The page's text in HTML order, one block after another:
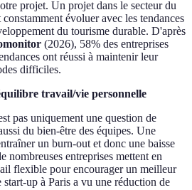
projet. Un projet dans le secteur du
évoluer avec les tendances
du tourisme durable. D'après
(2026), 58% des entreprises
ont réussi à maintenir leur
difficiles.
travail/vie personnelle
pas uniquement une question de
du bien-être des équipes. Une
un burn-out et donc une baisse
nombreuses entreprises mettent en
flexible pour encourager un meilleur
up à Paris a vu une réduction de